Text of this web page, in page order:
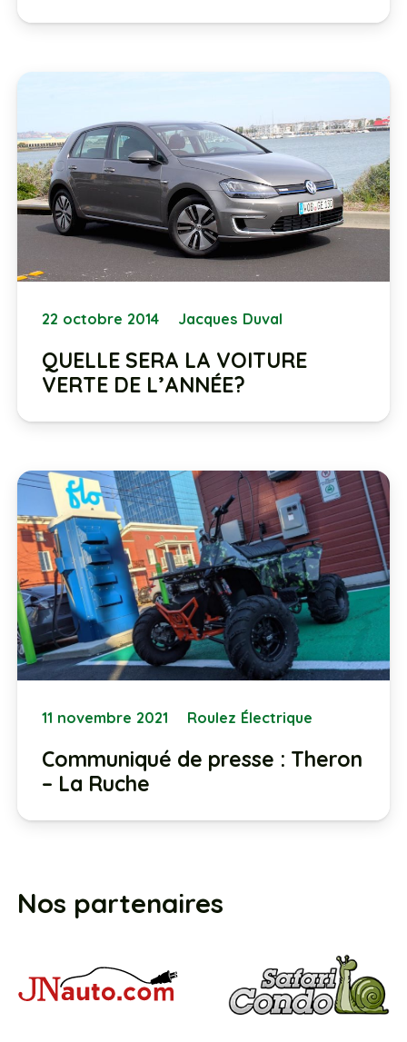
22 octobre 2014 Jacques Duval
QUELLE SERA LA VOITURE
VERTE DE L’ANNÉE?
11 novembre 2021 Roulez Électrique
Communiqué de presse : Theron
– La Ruche
Nos partenaires